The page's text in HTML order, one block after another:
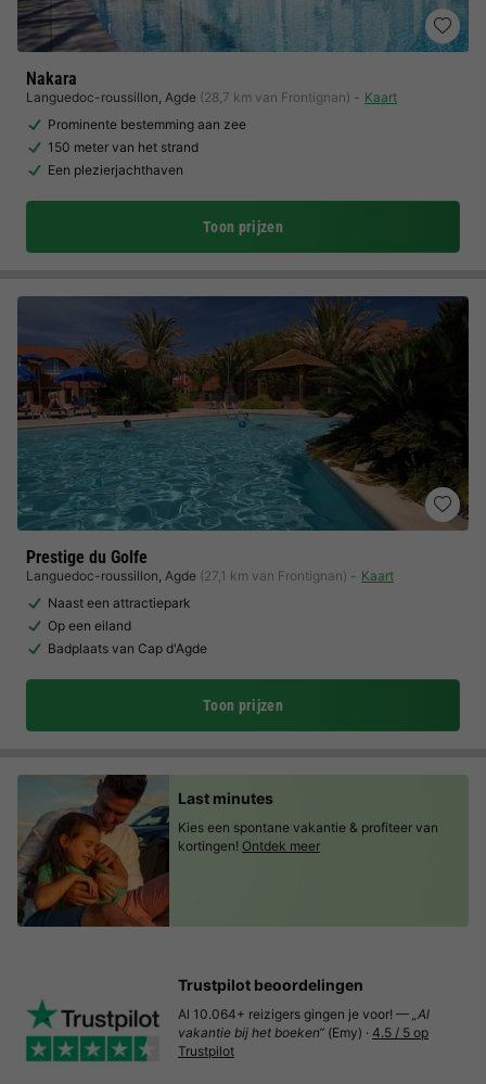
Nakara
Languedoc-roussillon, Agde (28,7 km van Frontignan)
Kaart
Prominente bestemming aan zee
150 meter van het strand
Een plezierjachthaven
Toon prijzen
Prestige du Golfe
Languedoc-roussillon, Agde (27,1 km van Frontignan)
Kaart
Naast een attractiepark
Op een eiland
Badplaats van Cap d'Agde
Toon prijzen
Last minutes
Kies een spontane vakantie & profiteer van
kortingen! Ontdek meer
Trustpilot beoordelingen
Al 10.064+ reizigers gingen je voor! — „Al
vakantie bij het boeken“ (Emy) · 4.5 / 5 op
Trustpilot